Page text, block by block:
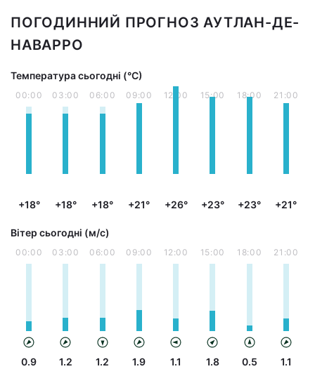
ПОГОДИННИЙ ПРОГНОЗ АУТЛАН-ДЕ-
НАВАРРО
Температура сьогодні (°С)
00:00
+18°
03:00
+18°
06:00
+18°
09:00
+21°
12:00
+26°
15:00
+23°
18:00
+23°
21:00
+21°
Вітер сьогодні (м/с)
00:00
0.9
03:00
1.2
06:00
1.2
09:00
1.9
12:00
1.1
15:00
1.8
18:00
0.5
21:00
1.1